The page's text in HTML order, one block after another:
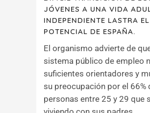
JÓVENES A UNA VIDA
INDEPENDIENTE LASTRA EL
POTENCIAL DE ESPAÑA.
El organismo advierte de
sistema público de empleo
suficientes orientadores y
su preocupación por el 66%
personas entre 25 y 29 que